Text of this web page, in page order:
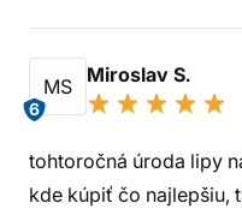
MS
6
Miroslav S.
tohtoročná úroda lipy
kde kúpiť čo najlepšiu,